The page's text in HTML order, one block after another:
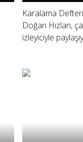
Karalama
Doğan Hızlan,
izleyiciyle